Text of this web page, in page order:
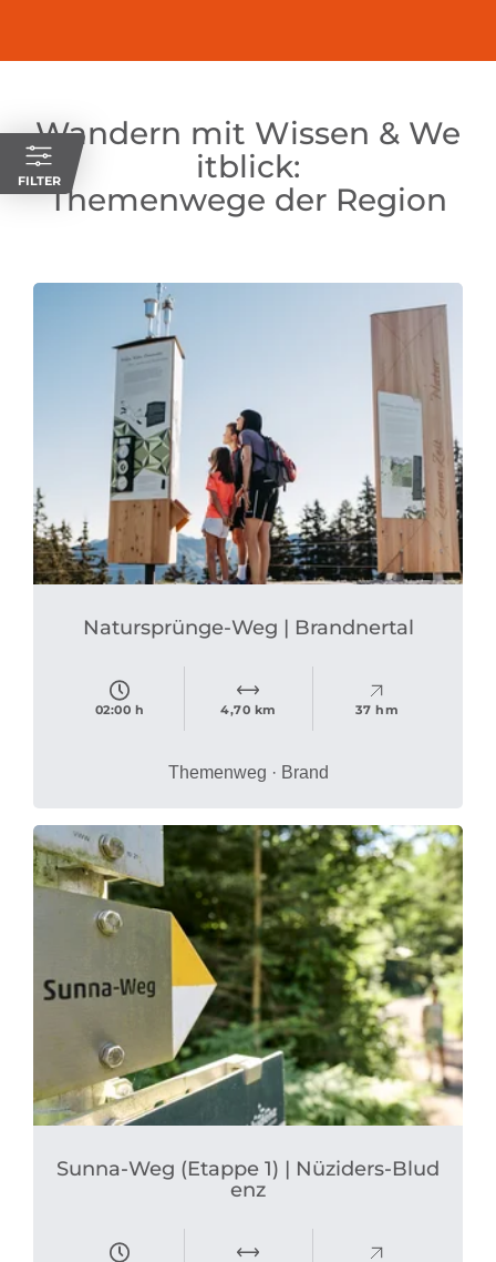
Wandern mit Wissen & We
itblick:
Themenwege der Region
FILTER
Natursprünge-Weg | Brandnertal
02:00 h 4,70 km 37 hm
Themenweg · Brand
Sunna-Weg (Etappe 1) | Nüziders-Blud
enz